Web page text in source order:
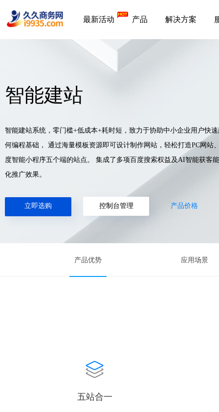
最新活动 产品 解决方案
智能建站
智能建站系统，零门槛+低成本+耗时短，致力于协助中小企业用户快
何编程基础， 通过海量模板资源即可设计制作网站，轻松打造PC网站
度智能小程序五个端的站点。 集成了多项百度搜索权益及AI智能获客
化推广效果。
立即选购 控制台管理 产品价格
产品优势 应用场景
五站合一